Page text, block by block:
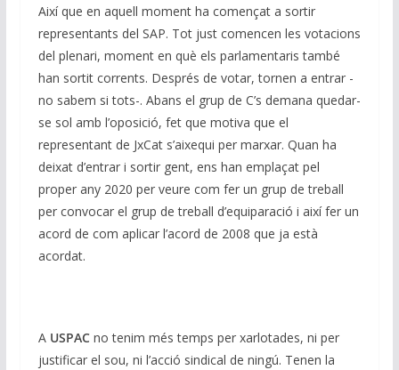
Així que en aquell moment ha començat a sortir
representants del SAP. Tot just comencen les votacions
del plenari, moment en què els parlamentaris també
han sortit corrents. Després de votar, tornen a entrar -
no sabem si tots-. Abans el grup de C’s demana quedar-
se sol amb l’oposició, fet que motiva que el
representant de JxCat s’aixequi per marxar. Quan ha
deixat d’entrar i sortir gent, ens han emplaçat pel
proper any 2020 per veure com fer un grup de treball
per convocar el grup de treball d’equiparació i així fer un
acord de com aplicar l’acord de 2008 que ja està
acordat.
A USPACno tenim més temps per xarlotades, ni per
justificar el sou, ni l’acció sindical de ningú. Tenen la